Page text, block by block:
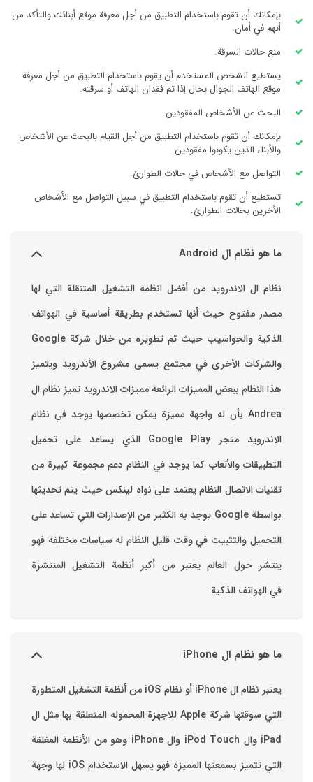
بإمكانك أن تقوم باستخدام التطبيق من أجل معرفة موقع أبنائك والتأكد من
أنهم في أمان.
منع حالات السرقة.
يستطيع الشخص المستخدم أن يقوم باستخدام التطبيق من أجل معرفة
موقع الهاتف الجوال بحال إذا تم فقدان الهاتف أو سرقته.
البحث عن الأشخاص المفقودين.
بإمكانك أن تقوم باستخدام التطبيق من أجل القيام بالبحث عن الأشخاص
والأبناء الذين يكونوا مفقودين.
التواصل مع الأشخاص في حالات الطوارئ.
تستطيع أن تقوم باستخدام التطبيق في سبيل التواصل مع الأشخاص
الأخرين بحالات الطوارئ.
ما هو نظام ال Android
نظام ال الاندرويد من أفضل انظمه التشغيل المتنقلة التي لها
مصدر مفتوح حيث أنها تستخدم بطريقة أساسية في الهواتف
والشركات الأخرى في مجتمع يسمى مشروع الأندرويد ويتميز
هذا النظام ببعض المميزات الرائعة ‏مميزات الاندرويد ‏تميز نظام ال
Andrea بأن له واجهة مميزة يمكن تخصصها ‏يوجد في نظام
الاندرويد متجر Google Play الذي يساعد على تحميل
التطبيقات والألعاب ‏كما يوجد في النظام دعم مجموعة كبيرة من
تقنيات الاتصال ‏النظام يعتمد على نواه لينكس حيث يتم تحديثها
بواسطة ‫Google‬ ‏يوجد به الكثير من الإصدارات التي تساعد على
التحميل والتثبيت في وقت قليل ‏النظام له سياسات مختلفة فهو
ينتشر حول العالم يعتبر من أكبر أنظمة التشغيل المنتشرة
في الهواتف الذكية
ما هو نظام ال iPhone
يعتبر نظام ال iPhone أو نظام iOS من أنظمة التشغيل المتطورة
التي سوقتها شركة Apple للاجهزة المحموله المتعلقة بها مثل ال
iPad وال iPod Touch وال iPhone وهو من الأنظمة المغلقة
التي تتميز بسمعتها المميزة فهو يسهل الاستخدام ‏iOS لها وجهة